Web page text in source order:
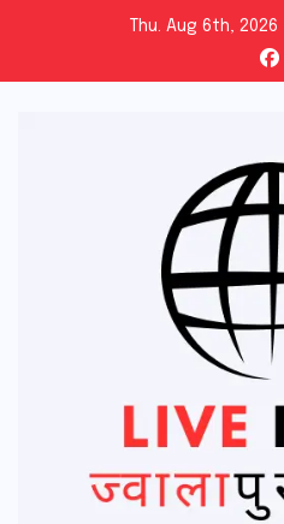
content
Thu. Aug 6th, 2026